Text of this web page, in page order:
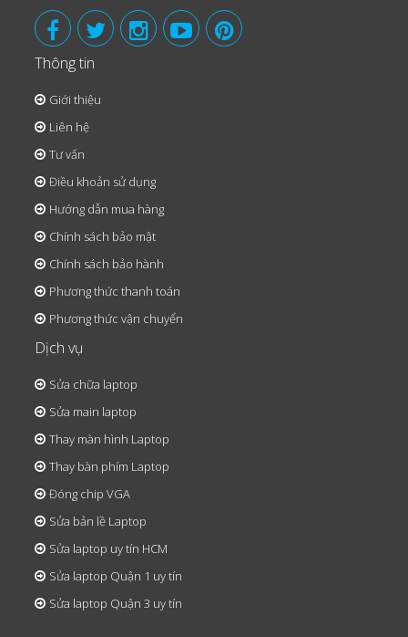
Thông tin
Giới thiệu
Liên hệ
Tư vấn
Điều khoản sử dụng
Hướng dẫn mua hàng
Chính sách bảo mật
Chính sách bảo hành
Phương thức thanh toán
Phương thức vận chuyển
Dịch vụ
Sửa chữa laptop
Sửa main laptop
Thay màn hình Laptop
Thay bàn phím Laptop
Đóng chip VGA
Sửa bản lề Laptop
Sửa laptop uy tín HCM
Sửa laptop Quận 1 uy tín
Sửa laptop Quận 3 uy tín